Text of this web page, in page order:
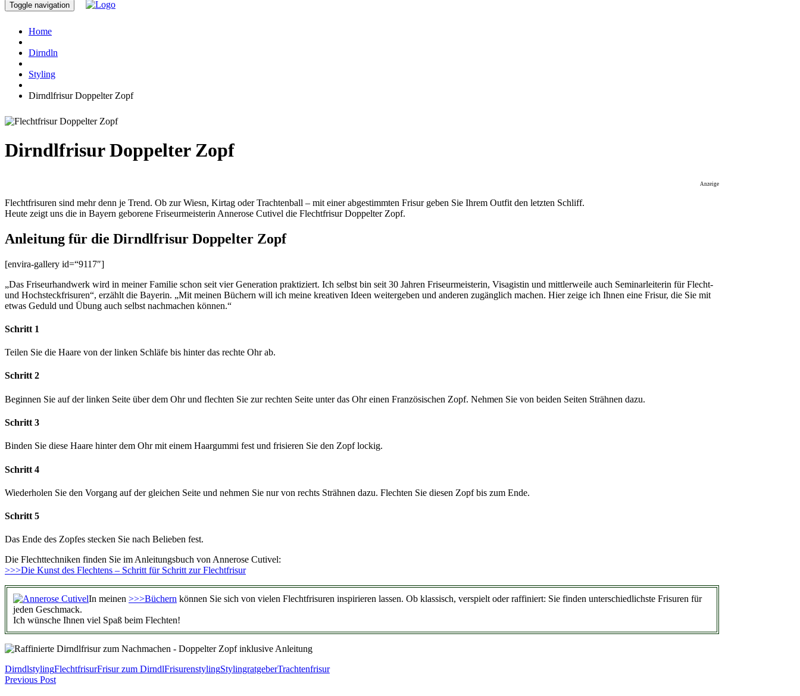
Toggle navigation
Home
Dirndln
Styling
Dirndlfrisur Doppelter Zopf
Dirndlfrisur Doppelter Zopf
Anzeige
Flechtfrisuren sind mehr denn je Trend. Ob zur Wiesn, Kirtag oder Trachtenball – mit einer abgestimmten Frisur geben Sie Ihrem Outfit den letzten Schliff.
Heute zeigt uns die in Bayern geborene Friseurmeisterin Annerose Cutivel die Flechtfrisur Doppelter Zopf.
Anleitung für die Dirndlfrisur Doppelter Zopf
[envira-gallery id=“9117″]
„Das Friseurhandwerk wird in meiner Familie schon seit vier Generation praktiziert. Ich selbst bin seit 30 Jahren Friseurmeisterin, Visagistin und mittlerweile auch Seminarleiterin für Flecht-
und Hochsteckfrisuren“, erzählt die Bayerin. „Mit meinen Büchern will ich meine kreativen Ideen weitergeben und anderen zugänglich machen. Hier zeige ich Ihnen eine Frisur, die Sie mit
etwas Geduld und Übung auch selbst nachmachen können.“
Schritt 1
Teilen Sie die Haare von der linken Schläfe bis hinter das rechte Ohr ab.
Schritt 2
Beginnen Sie auf der linken Seite über dem Ohr und flechten Sie zur rechten Seite unter das Ohr einen Französischen Zopf. Nehmen Sie von beiden Seiten Strähnen dazu.
Schritt 3
Binden Sie diese Haare hinter dem Ohr mit einem Haargummi fest und frisieren Sie den Zopf lockig.
Schritt 4
Wiederholen Sie den Vorgang auf der gleichen Seite und nehmen Sie nur von rechts Strähnen dazu. Flechten Sie diesen Zopf bis zum Ende.
Schritt 5
Das Ende des Zopfes stecken Sie nach Belieben fest.
Die Flechttechniken finden Sie im Anleitungsbuch von Annerose Cutivel:
>>>Die Kunst des Flechtens – Schritt für Schritt zur Flechtfrisur
In meinen >>>Büchern können Sie sich von vielen Flechtfrisuren inspirieren lassen. Ob klassisch, verspielt oder raffiniert: Sie finden unterschiedlichste Frisuren für
jeden Geschmack.
Ich wünsche Ihnen viel Spaß beim Flechten!
DirndlstylingFlechtfrisurFrisur zum DirndlFrisurenstylingStylingratgeberTrachtenfrisur
Previous Post